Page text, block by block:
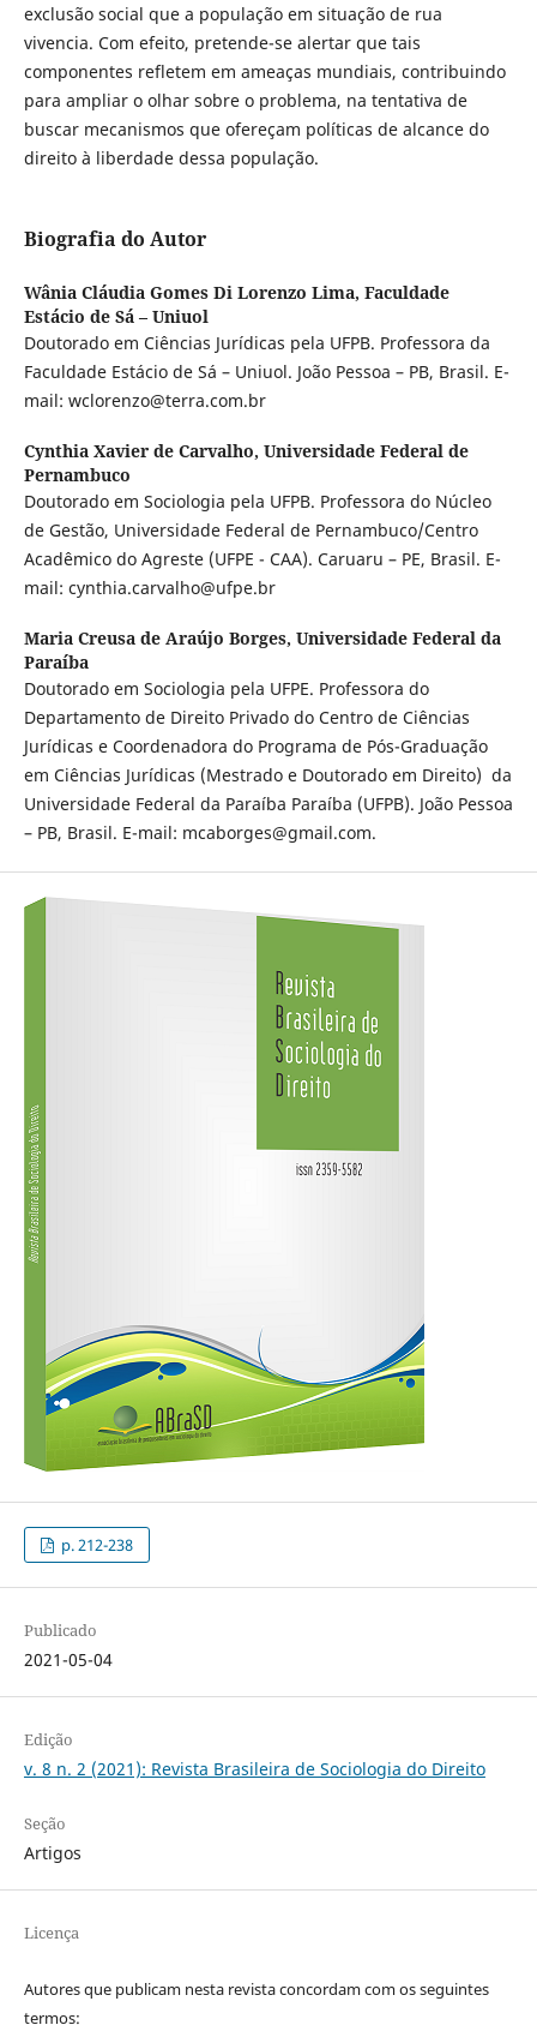
exclusão social que a população em situação de rua
vivencia. Com efeito, pretende-se alertar que tais
componentes refletem em ameaças mundiais, contribuindo
para ampliar o olhar sobre o problema, na tentativa de
buscar mecanismos que ofereçam políticas de alcance do
direito à liberdade dessa população.
Biografia do Autor
Wânia Cláudia Gomes Di Lorenzo Lima, Faculdade
Estácio de Sá – Uniuol
Doutorado em Ciências Jurídicas pela UFPB. Professora da
Faculdade Estácio de Sá – Uniuol. João Pessoa – PB, Brasil. E-
mail: wclorenzo@terra.com.br
Cynthia Xavier de Carvalho, Universidade Federal de
Pernambuco
Doutorado em Sociologia pela UFPB. Professora do Núcleo
de Gestão, Universidade Federal de Pernambuco/Centro
Acadêmico do Agreste (UFPE - CAA). Caruaru – PE, Brasil. E-
mail: cynthia.carvalho@ufpe.br
Maria Creusa de Araújo Borges, Universidade Federal da
Paraíba
Doutorado em Sociologia pela UFPE. Professora do
Departamento de Direito Privado do Centro de Ciências
Jurídicas e Coordenadora do Programa de Pós-Graduação
em Ciências Jurídicas (Mestrado e Doutorado em Direito) da
Universidade Federal da Paraíba Paraíba (UFPB). João Pessoa
– PB, Brasil. E-mail: mcaborges@gmail.com.
p. 212-238
Publicado
2021-05-04
Edição
v. 8 n. 2 (2021): Revista Brasileira de Sociologia do Direito
Seção
Artigos
Licença
Autores que publicam nesta revista concordam com os seguintes
termos: